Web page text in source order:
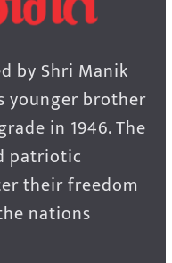
by Shri Manik
younger brother
in 1946. The
patriotic
their freedom
nations